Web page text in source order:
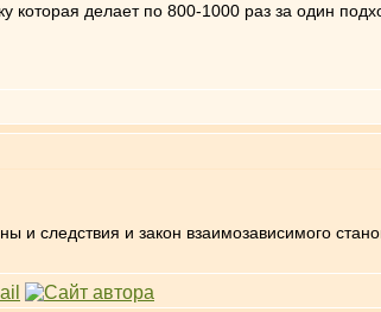
которая делает по 800-1000 раз за один
и следствия и закон взаимозависимого